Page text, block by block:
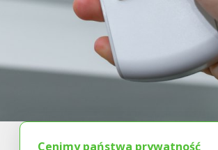
Cenimy państwa prywatność